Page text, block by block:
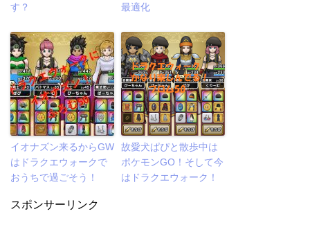
す？
最適化
イオナズン来るからGW
はドラクエウォークで
おうちで過ごそう！
故愛犬ぱぴと散歩中は
ポケモンGO！そして今
はドラクエウォーク！
スポンサーリンク